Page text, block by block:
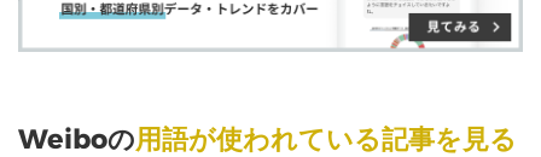
Weiboの用語が使われている記事を見る